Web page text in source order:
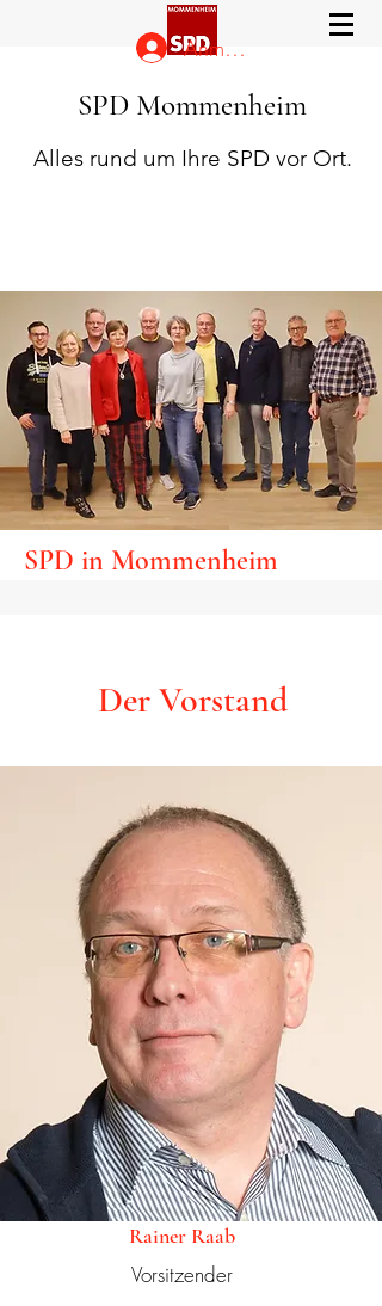
SPD Mommenheim
Alles rund um Ihre SPD vor Ort.
Anmelden
SPD in Mommenheim
Der Vorstand
Rainer Raab
Vorsitzender